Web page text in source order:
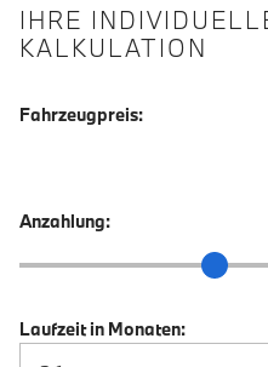
IHRE
KALKULATION
Fahrzeugpreis:
Anzahlung:
Anzahlung Schieberegler
Laufzeit in Monaten: